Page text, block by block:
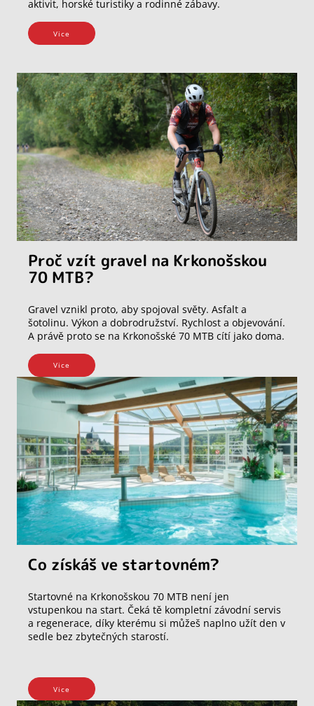
aktivit, horské turistiky a rodinné zábavy.
Vice
Proč vzít gravel na Krkonošskou
70 MTB?
Gravel vznikl proto, aby spojoval světy. Asfalt a
šotolinu. Výkon a dobrodružství. Rychlost a objevování.
A právě proto se na Krkonošské 70 MTB cítí jako doma.
Vice
Co získáš ve startovném?
Startovné na Krkonošskou 70 MTB není jen
vstupenkou na start. Čeká tě kompletní závodní servis
a regenerace, díky kterému si můžeš naplno užít den v
sedle bez zbytečných starostí.
Vice